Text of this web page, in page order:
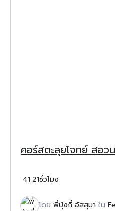
คอร์สตะลุยโจทย์ สอว
41 21ชั่วโมง
โดย พี่บุ้งกี๋ อัสสุมาใน